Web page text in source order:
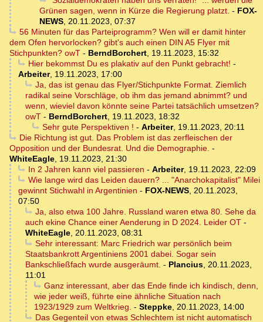
Grünen sagen, wenn in Kürze die Regierung platzt. - FOX-
NEWS 20.11.2023, 07:37
56 Minuten für das Parteiprogramm? Wen will er damit hinter
dem Ofen hervorlocken? gibt's auch einen DIN A5 Flyer mit
Stichpunkten? owT - BerndBorchert 19.11.2023, 15:32
Hier bekommst Du es plakativ auf den Punkt gebracht! -
Arbeiter, 19.11.2023, 17:00
Ja, das ist genau das Flyer/Stichpunkte Format. Ziemlich
radikal seine Vorschläge, ob ihm das jemand abnimmt? und
wenn, wieviel davon könnte seine Partei tatsächlich umsetzen?
owT - BerndBorchert 19.11.2023, 18:32
Sehr gute Perspektiven ! - Arbeiter, 19.11.2023, 20:11
Die Richtung ist gut. Das Problem ist das zerfleischen der
Opposition und der Bundesrat. Und die Demographie. -
WhiteEagle 19.11.2023, 21:30
In 2 Jahren kann viel passieren - Arbeiter, 19.11.2023, 22:09
Wie lange wird das Leiden dauern? ... "Anarchokapitalist" Milei
gewinnt Stichwahl in Argentinien - FOX-NEWS 20.11.2023,
07:50
Ja, also etwa 100 Jahre. Russland waren etwa 80. Sehe da
auch ekine Chance einer Aenderung in D 2024. Leider OT -
WhiteEagle 20.11.2023, 08:31
Sehr interessant: Marc Friedrich war persönlich beim
Staatsbankrott Argentiniens 2001 dabei. Sogar sein
Bankschließfach wurde ausgeräumt. - Plancius 20.11.2023,
11:01
Ganz interessant, aber das Ende finde ich kindisch, denn,
wie jeder weiß, führte eine ähnliche Situation nach
1923/1929 zum Weltkrieg. - Steppke 20.11.2023, 14:00
Das Gegenteil von etwas Schlechtem ist nicht automatisch